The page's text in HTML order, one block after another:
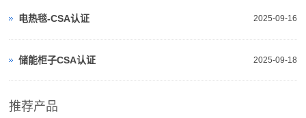
2025-09-16
电热毯-CSA认证
2025-09-18
储能柜子CSA认证
推荐产品